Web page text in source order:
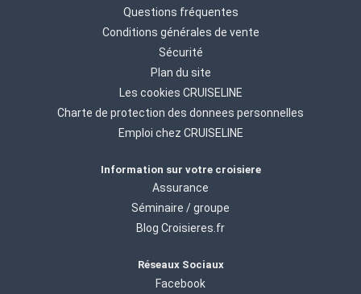
Questions fréquentes
Conditions générales de vente
Sécurité
Plan du site
Les cookies CRUISELINE
Charte de protection des donnees personnelles
Emploi chez CRUISELINE
Information sur votre croisiere
Assurance
Séminaire / groupe
Blog Croisieres.fr
Réseaux Sociaux
Facebook